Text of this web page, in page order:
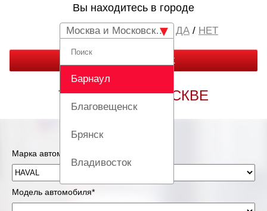
Вы находитесь в городе
Москва и Московская область
Барнаул
Благовещенск
Брянск
Владивосток
Вологда
/ НЕТ
ЗАКАЗАТЬ ЗВОНОК
ТО ХАВАЛ В МОСКВЕ
Марка автомобиля*
Модель автомобиля*